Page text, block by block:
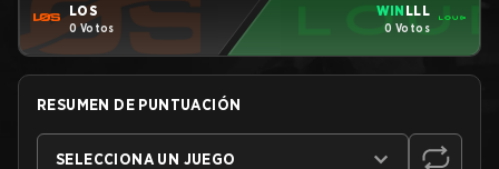
LOS
0 Votos
WIN LLL
0 Votos
RESUMEN DE PUNTUACIÓN
SELECCIONA UN JUEGO